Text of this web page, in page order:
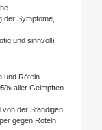
der Symptome,
und sinnvoll)
und Röteln
aller Geimpften
der Ständigen
gegen Röteln